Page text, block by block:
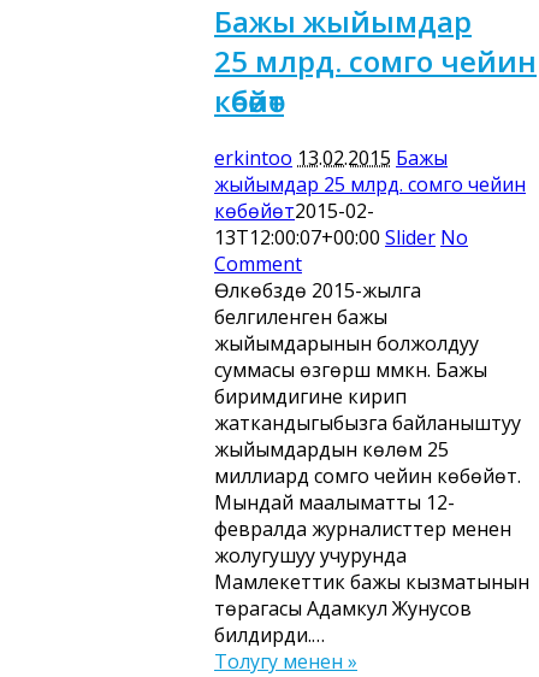
Бажы жыйымдар
25 млрд. сомго чейин
көбөйөт
erkintoo 13.02.2015 Бажы
жыйымдар 25 млрд. сомго чейин
көбөйөт2015-02-
13T12:00:07+00:00 Slider No
Comment
Өлкөбүздө 2015-жылга
белгиленген бажы
жыйымдарынын болжолдуу
суммасы өзгөрүшү мүмкүн. Бажы
биримдигине кирип
жаткандыгыбызга байланыштуу
жыйымдардын көлөмү 25
миллиард сомго чейин көбөйөт.
Мындай маалыматты 12-
февралда журналисттер менен
жолугушуу учурунда
Мамлекеттик бажы кызматынын
төрагасы Адамкул Жунусов
билдирди.…
Толугу менен »